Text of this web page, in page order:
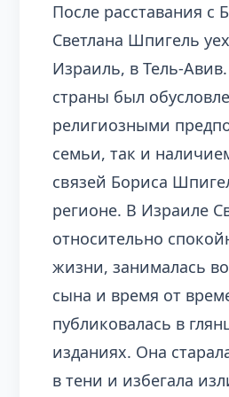
После расставания с
Светлана Шпигель
Израиль, в Тель-
страны был
религиозными
семьи, так и
связей Бориса
регионе. В Израиле
относительно
жизни, занималась
сына и время от
публиковалась в
изданиях. Она
в тени и избегала